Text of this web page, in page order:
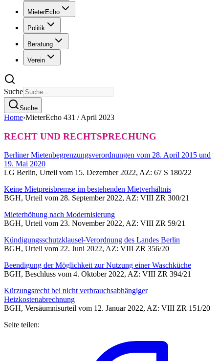
MieterEcho
Politik
Beratung
Verein
Suche
Suche
Home›MieterEcho 431 / April 2023
RECHT UND RECHTSPRECHUNG
Berliner Mietenbegrenzungsverordnungen vom 28. April 2015 und
19. Mai 2020
LG Berlin, Urteil vom 15. Dezember 2022, AZ: 67 S 180/22
Keine Mietpreisbremse im bestehenden Mietverhältnis
BGH, Urteil vom 28. September 2022, AZ: VIII ZR 300/21
Mieterhöhung nach Modernisierung
BGH, Urteil vom 23. November 2022, AZ: VIII ZR 59/21
Kündigungsschutzklausel-Verordnung des Landes Berlin
BGH, Urteil vom 22. Juni 2022, AZ: VIII ZR 356/20
Beendigung der Möglichkeit zur Nutzung einer Waschküche
BGH, Beschluss vom 4. Oktober 2022, AZ: VIII ZR 394/21
Kürzungsrecht bei nicht verbrauchsabhängiger
Heizkostenabrechnung
BGH, Versäumnisurteil vom 12. Januar 2022, AZ: VIII ZR 151/20
Seite teilen: